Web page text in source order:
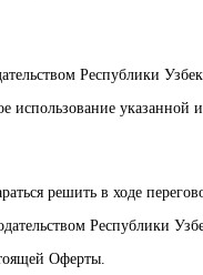
Республики
использование
решить в ходе
Республики
Оферты.